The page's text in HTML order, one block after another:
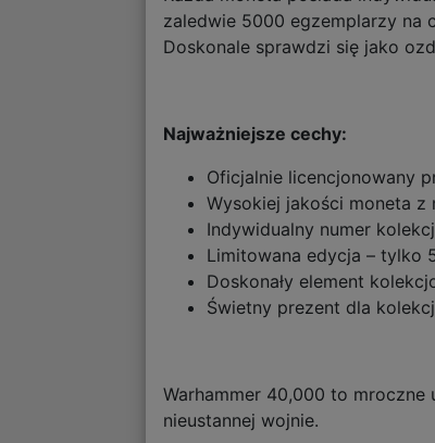
zaledwie 5000 egzemplarzy na
Doskonale sprawdzi się jako
Najważniejsze cechy:
Oficjalnie licencjonowany
Wysokiej jakości moneta z
Indywidualny numer
Limitowana edycja – tylko
Doskonały element
Świetny prezent dla
Warhammer 40,000 to
nieustannej wojnie.